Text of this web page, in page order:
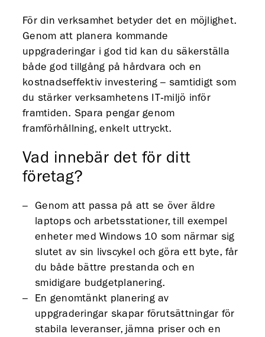
För din verksamhet betyder det en möjlighet.
Genom att planera kommande
uppgraderingar i god tid kan du säkerställa
både god tillgång på hårdvara och en
kostnadseffektiv investering – samtidigt som
du stärker verksamhetens IT‑miljö inför
framtiden. Spara pengar genom
framförhållning, enkelt uttryckt.
Vad innebär det för ditt
företag?
Genom att passa på att se över äldre
laptops och arbetsstationer, till exempel
enheter med Windows 10 som närmar sig
slutet av sin livscykel och göra ett byte, får
du både bättre prestanda och en
smidigare budgetplanering.
En genomtänkt planering av
uppgraderingar skapar förutsättningar för
stabila leveranser, jämna priser och en